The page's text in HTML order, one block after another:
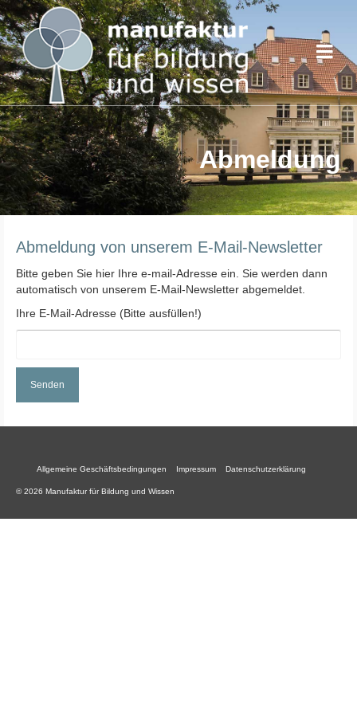
Abmeldung
Abmeldung von unserem E-Mail-Newsletter
Bitte geben Sie hier Ihre e-mail-Adresse ein. Sie werden dann
automatisch von unserem E-Mail-Newsletter abgemeldet.
Ihre E-Mail-Adresse (Bitte ausfüllen!)
Allgemeine Geschäftsbedingungen Impressum Datenschutzerklärung
© 2026 Manufaktur für Bildung und Wissen